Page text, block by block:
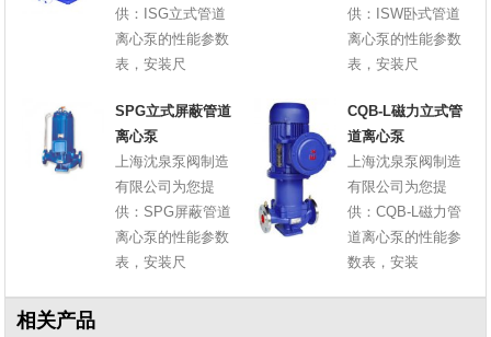
供：ISG立式管道
离心泵的性能参数
表，安装尺
供：ISW卧式管道
离心泵的性能参数
表，安装尺
SPG立式屏蔽管道
离心泵
上海沈泉泵阀制造
有限公司为您提
供：SPG屏蔽管道
离心泵的性能参数
表，安装尺
CQB-L磁力立式管
道离心泵
上海沈泉泵阀制造
有限公司为您提
供：CQB-L磁力管
道离心泵的性能参
数表，安装
相关产品